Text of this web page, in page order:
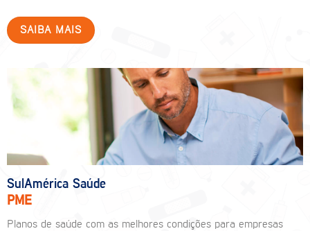
SAIBA MAIS
SulAmérica Saúde
PME
Planos de saúde com as melhores condições para empresas